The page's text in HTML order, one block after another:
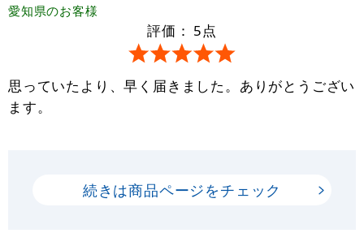
愛知県のお客様
評価： 5点
思っていたより、早く届きました。ありがとうござい
ます。
続きは商品ページをチェック